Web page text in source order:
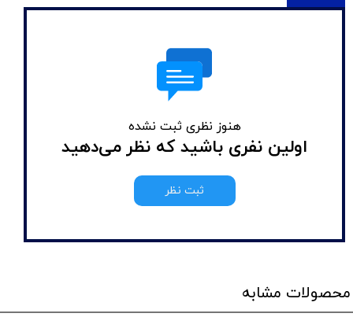
هنوز نظری ثبت نشده
اولین نفری باشید که نظر می‌دهید
ثبت نظر
محصولات مشابه